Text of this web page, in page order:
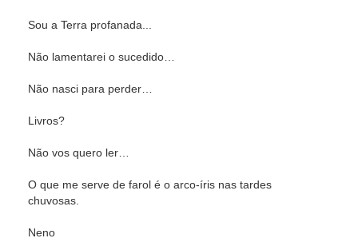
Sou a Terra profanada...
Não lamentarei o sucedido…
Não nasci para perder…
Livros?
Não vos quero ler…
O que me serve de farol é o arco-íris nas tardes
chuvosas.
Neno